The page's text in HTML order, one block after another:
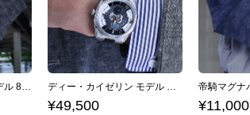
¥49,500 ¥11,000